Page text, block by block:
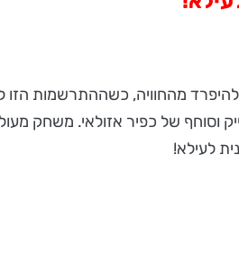
וסוחף של כפיר אזולאי. משחק
לעילא!